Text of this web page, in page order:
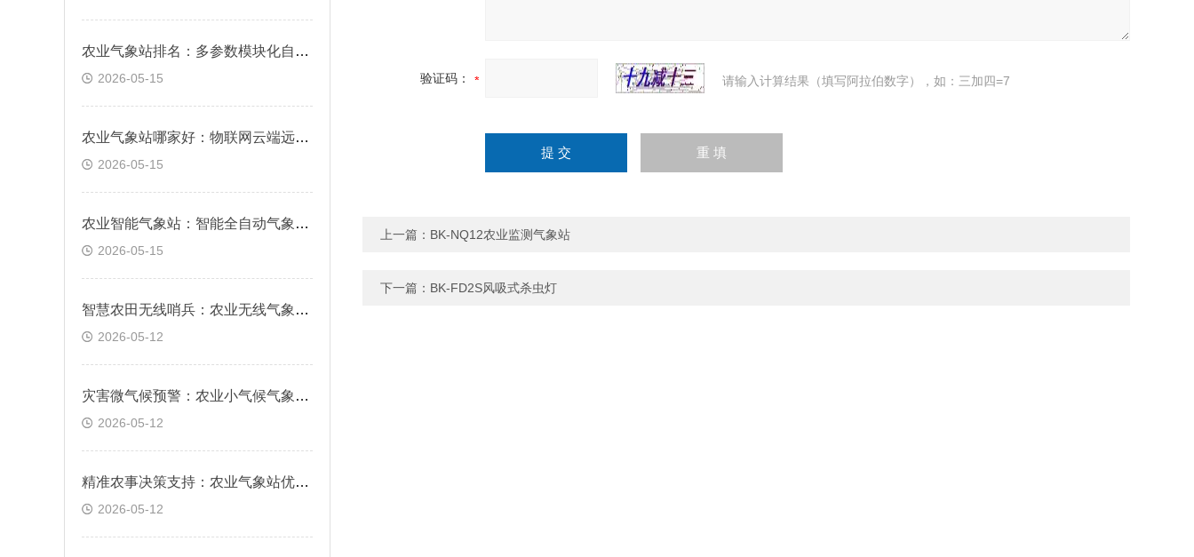
农业气象站排名：多参数模块化自由组合适配
2026-05-15
农业气象站哪家好：物联网云端远程实时在线监测
2026-05-15
农业智能气象站：智能全自动气象要素精准采集
2026-05-15
智慧农田无线哨兵：农业无线气象站，实时预警霜冻与干旱风险
2026-05-12
灾害微气候预警：农业小气候气象站，科学防范局部气象风险
2026-05-12
精准农事决策支持：农业气象站优势，数据驱动科学种植管理
2026-05-12
验证码： 请输入计算结果（填写阿拉伯数字），如：三加四=7
上一篇： BK-NQ12农业监测气象站
下一篇： BK-FD2S风吸式杀虫灯